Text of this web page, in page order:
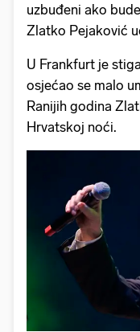
uzbuđeni ako
Zlatko Pejaković
U Frankfurt je
osjećao se malo
Ranijih godina
Hrvatskoj noći.